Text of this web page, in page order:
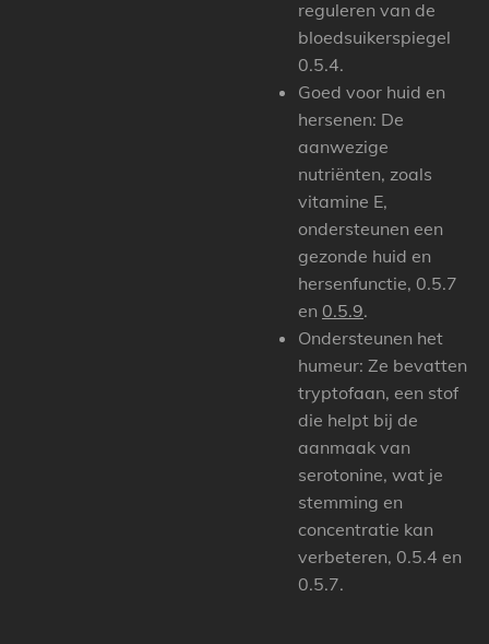
reguleren van de
bloedsuikerspiegel
0.5.4.
Goed voor huid en
hersenen: De
aanwezige
nutriënten, zoals
vitamine E,
ondersteunen een
gezonde huid en
hersenfunctie, 0.5.7
en 0.5.9.
Ondersteunen het
humeur: Ze bevatten
tryptofaan, een stof
die helpt bij de
aanmaak van
serotonine, wat je
stemming en
concentratie kan
verbeteren, 0.5.4 en
0.5.7.